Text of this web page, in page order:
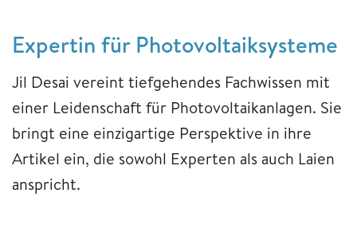
Expertin für Photovoltaiksysteme
Jil Desai vereint tiefgehendes Fachwissen mit
einer Leidenschaft für Photovoltaikanlagen. Sie
bringt eine einzigartige Perspektive in ihre
Artikel ein, die sowohl Experten als auch Laien
anspricht.